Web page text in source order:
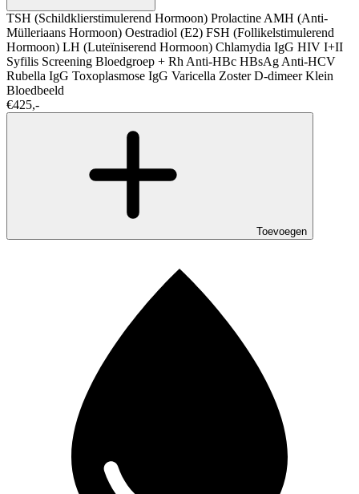
TSH (Schildklierstimulerend Hormoon) Prolactine AMH (Anti-
Mülleriaans Hormoon) Oestradiol (E2) FSH (Follikelstimulerend
Hormoon) LH (Luteïniserend Hormoon) Chlamydia IgG HIV I+II
Syfilis Screening Bloedgroep + Rh Anti-HBc HBsAg Anti-HCV
Rubella IgG Toxoplasmose IgG Varicella ZosterD-dimeerKlein
Bloedbeeld
€425,-
Toevoegen